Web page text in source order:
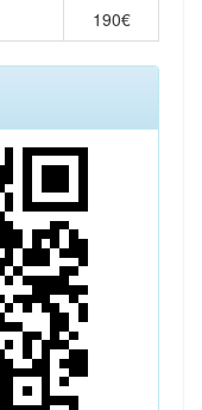
190€